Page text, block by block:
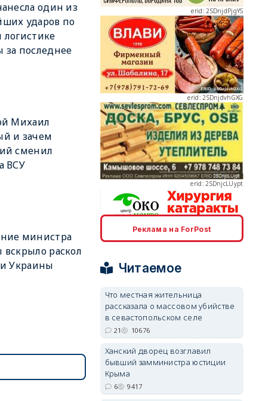
один из
ударов по
логистике
за последнее
Михаил
и зачем
сменил
ВСУ
министра
раскол
Украины
erid: 2SDnjdvhGXG
erid: 2SDnjcLUypt
erid: 2SDnjcrDNw6
erid: 2SDnjdPjgYS
Реклама на ForPost
Читаемое
Что местная жительница
рассказала о массовом убийстве
в севастопольском селе
21 10676
Ханский дворец возглавил
бывший замминистра юстиции
Крыма
6 9417